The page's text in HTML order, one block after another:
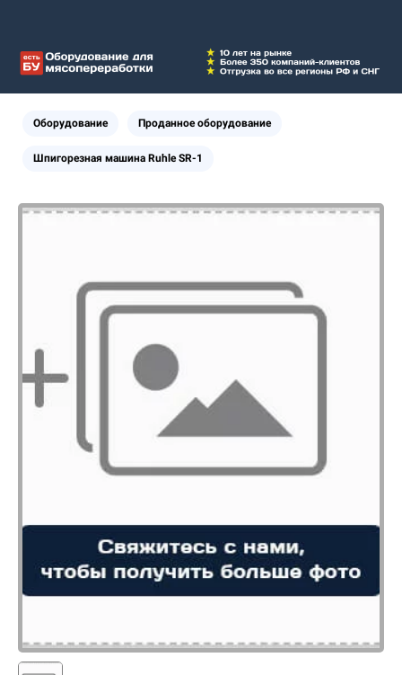
Оборудование Проданное оборудование
Шпигорезная машина Ruhle SR-1